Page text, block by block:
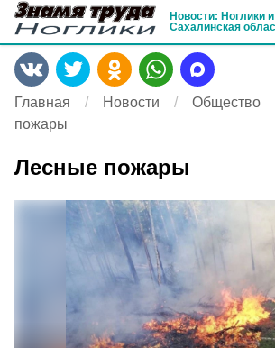
Новости: Ноглики и
Сахалинская
Главная Новости Общество
пожары
Лесные пожары